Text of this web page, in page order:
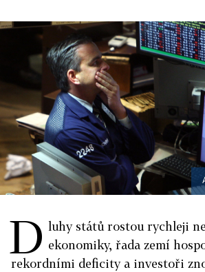
D luhy států rostou rychleji
ekonomiky, řada zemí
rekordními deficity a investoři